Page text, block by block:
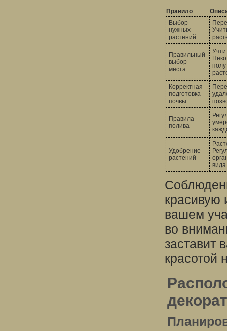
Правило
Выбор
нужных
растений
Правильный
выбор
места
Корректная
подготовка
почвы
Правила
полива
Удобрение
растений
красивую
вашем
во
заставит
красотой